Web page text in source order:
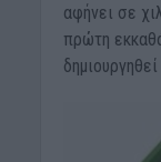
αφήνει σε
πρώτη
δημιουργηθεί